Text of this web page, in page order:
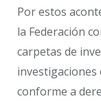
Por estos
la Federación
carpetas de
conforme a